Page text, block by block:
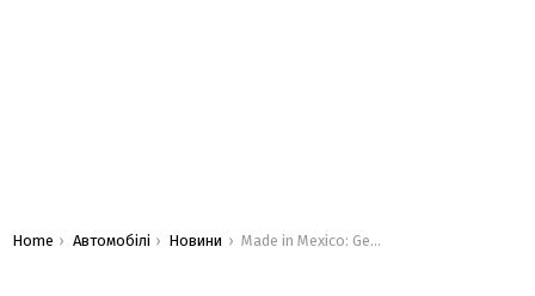
You are here:
Home Автомобілі Новини Made in Mexico: General Motors запустили в серію новий електромобіль Chevrolet Blazer EV